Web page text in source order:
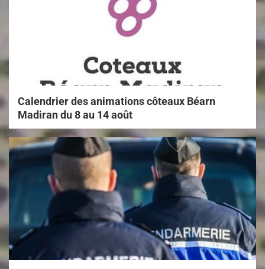
Calendrier des animations côteaux Béarn
Madiran du 8 au 14 août